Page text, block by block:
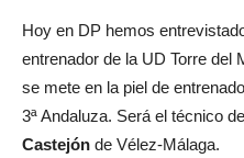
Hoy en DP hemos
entrenador de la UD Torre del
se mete en la piel de
3ª Andaluza. Será el técnico
Castejón de Vélez-Málaga.